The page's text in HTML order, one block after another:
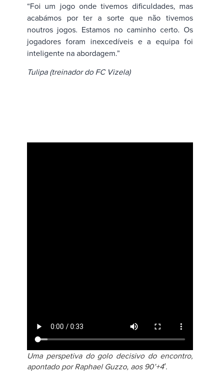
“Foi um jogo onde tivemos dificuldades, mas
acabámos por ter a sorte que não tivemos
noutros jogos. Estamos no caminho certo. Os
jogadores foram inexcedíveis e a equipa foi
inteligente na abordagem.”
Tulipa (treinador do FC Vizela)
Uma perspetiva do golo decisivo do encontro,
apontado por Raphael Guzzo, aos 90’+4′.